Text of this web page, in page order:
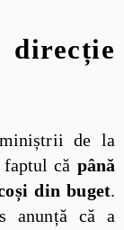
de la
că până
din buget.
anunță că a